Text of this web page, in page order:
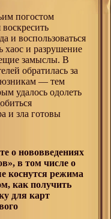
погостом
и воспользоваться
хаос и разрушение
замыслы. В
обратилась за
— тем
удалось одолеть
и зла готовы
о нововведениях
в том числе о
коснутся режима
как получить
для карт